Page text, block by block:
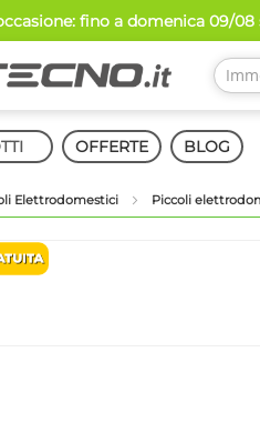
fino a domenica 09/
OFFERTE BLOG
Elettrodomestici Piccoli